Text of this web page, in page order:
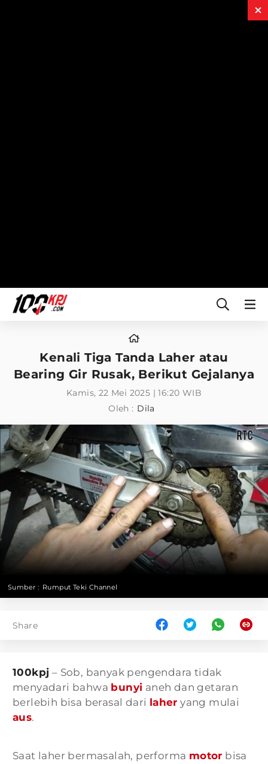
Kenali Tiga Tanda Laher atau
Bearing Gir Rusak, Berikut Gejalanya
Kamis, 22 Mei 2025 | 16:20 WIB
Oleh : Dila
Sumber : Rumput Teki Channel
Share
100kpj – Sob, banyak pengendara tidak
menyadari bahwa bunyi aneh dan getaran
berlebih bisa berasal dari laher yang mulai
aus.
Saat laher bermasalah, performa motor bisa